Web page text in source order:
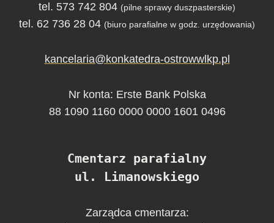
tel. 573 742 804 (pilne sprawy duszpasterskie)
tel. 62 736 28 04 (biuro parafialne w godz. urzędowania)
kancelaria@konkatedra-ostrowwlkp.pl
Nr konta: Erste Bank Polska
88 1090 1160 0000 0000 1601 0496
Cmentarz parafialny
ul. Limanowskiego
Zarządca cmentarza: